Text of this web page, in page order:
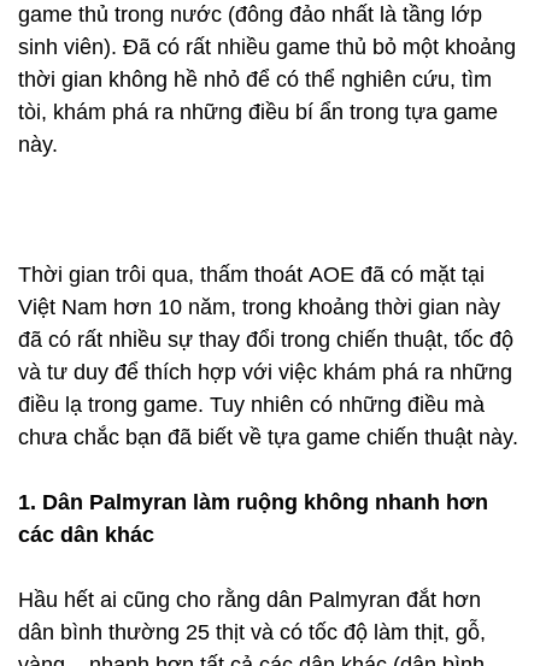
game thủ trong nước (đông đảo nhất là tầng lớp
sinh viên). Đã có rất nhiều game thủ bỏ một khoảng
thời gian không hề nhỏ để có thể nghiên cứu, tìm
tòi, khám phá ra những điều bí ẩn trong tựa game
này.
Thời gian trôi qua, thấm thoát AOE đã có mặt tại
Việt Nam hơn 10 năm, trong khoảng thời gian này
đã có rất nhiều sự thay đổi trong chiến thuật, tốc độ
và tư duy để thích hợp với việc khám phá ra những
điều lạ trong game. Tuy nhiên có những điều mà
chưa chắc bạn đã biết về tựa game chiến thuật này.
1. Dân Palmyran làm ruộng không nhanh hơn
các dân khác
Hầu hết ai cũng cho rằng dân Palmyran đắt hơn
dân bình thường 25 thịt và có tốc độ làm thịt, gỗ,